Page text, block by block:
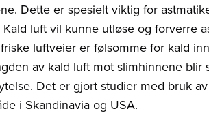
Dette er spesielt viktig for
luft vil kunne utløse og forverre
luftveier er følsomme for kald
av kald luft mot slimhinnene blir
Det er gjort studier med bruk
i Skandinavia og USA.